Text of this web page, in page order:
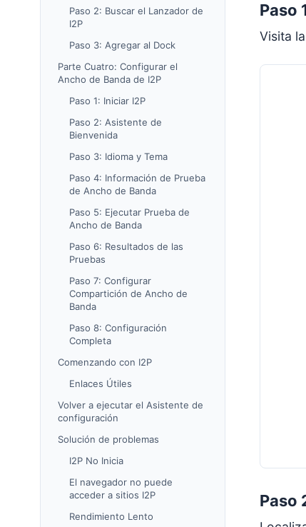
Paso 2: Buscar el Lanzador de
I2P
Paso 3: Agregar al Dock
Parte Cuatro: Configurar el
Ancho de Banda de I2P
Paso 1: Iniciar I2P
Paso 2: Asistente de
Bienvenida
Paso 3: Idioma y Tema
Paso 4: Información de Prueba
de Ancho de Banda
Paso 5: Ejecutar Prueba de
Ancho de Banda
Paso 6: Resultados de las
Pruebas
Paso 7: Configurar
Compartición de Ancho de
Banda
Paso 8: Configuración
Completa
Comenzando con I2P
Enlaces Útiles
Volver a ejecutar el Asistente de
configuración
Solución de problemas
I2P No Inicia
El navegador no puede
acceder a sitios I2P
Rendimiento Lento
Paso
Visita la
Paso